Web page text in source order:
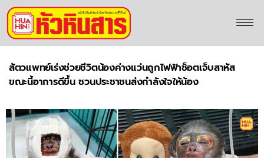
สัตวแพทย์เร่งช่วยชีวิตน้องค่างแว่นถูกไฟฟ้าช็อตเจ็บสาหัส
ขณะนี้อาการดีขึ้น ชวนประชาชนส่งกำลังใจให้น้อง